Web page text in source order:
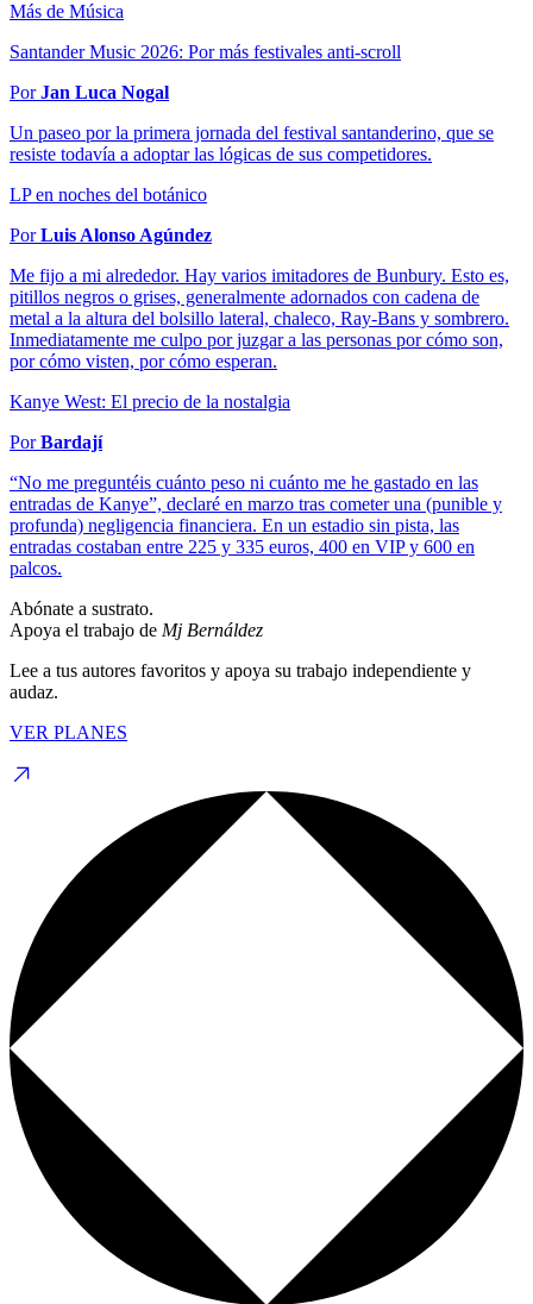
Más de Música
Santander Music 2026: Por más festivales anti-scroll
PorJan Luca Nogal
Un paseo por la primera jornada del festival santanderino, que se
resiste todavía a adoptar las lógicas de sus competidores.
LP en noches del botánico
PorLuis Alonso Agúndez
Me fijo a mi alrededor. Hay varios imitadores de Bunbury. Esto es,
pitillos negros o grises, generalmente adornados con cadena de
metal a la altura del bolsillo lateral, chaleco, Ray-Bans y sombrero.
Inmediatamente me culpo por juzgar a las personas por cómo son,
por cómo visten, por cómo esperan.
Kanye West: El precio de la nostalgia
PorBardají
“No me preguntéis cuánto peso ni cuánto me he gastado en las
entradas de Kanye”, declaré en marzo tras cometer una (punible y
profunda) negligencia financiera. En un estadio sin pista, las
entradas costaban entre 225 y 335 euros, 400 en VIP y 600 en
palcos.
Abónate a sustrato.
Apoya el trabajo de Mj Bernáldez
Lee a tus autores favoritos y apoya su trabajo independiente y
audaz.
VER PLANES